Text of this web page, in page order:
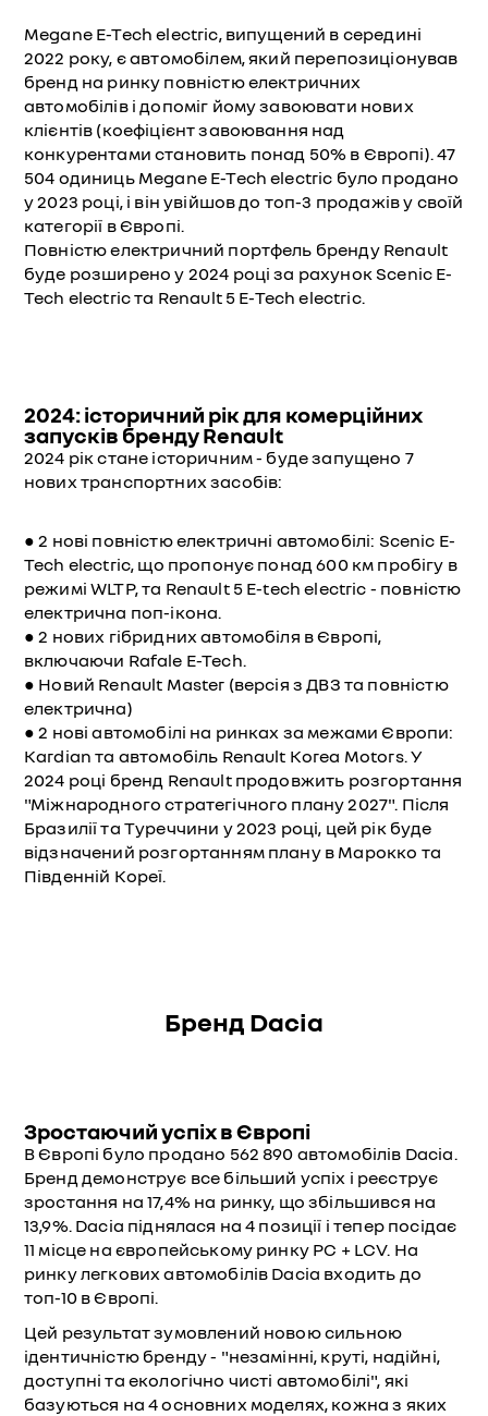
Megane E-Tech electric, випущений в середині
2022 року, є автомобілем, який перепозиціонував
бренд на ринку повністю електричних
автомобілів і допоміг йому завоювати нових
клієнтів (коефіцієнт завоювання над
конкурентами становить понад 50% в Європі). 47
504 одиниць Megane E-Tech electric було продано
у 2023 році, і він увійшов до топ-3 продажів у своїй
категорії в Європі.
Повністю електричний портфель бренду Renault
буде розширено у 2024 році за рахунок Scenic E-
Tech electric та Renault 5 E-Tech electric.
2024: історичний рік для комерційних
запусків бренду Renault
2024 рік стане історичним - буде запущено 7
нових транспортних засобів:
● 2 нові повністю електричні автомобілі: Scenic E-
Tech electric, що пропонує понад 600 км пробігу в
режимі WLTP, та Renault 5 E-tech electric - повністю
електрична поп-ікона.
● 2 нових гібридних автомобіля в Європі,
включаючи Rafale E-Tech.
● Новий Renault Master (версія з ДВЗ та повністю
електрична)
● 2 нові автомобілі на ринках за межами Європи:
Kardian та автомобіль Renault Korea Motors. У
2024 році бренд Renault продовжить розгортання
"Міжнародного стратегічного плану 2027". Після
Бразилії та Туреччини у 2023 році, цей рік буде
відзначений розгортанням плану в Марокко та
Південній Кореї.
Бренд Dacia
Зростаючий успіх в Європі
В Європі було продано 562 890 автомобілів Dacia.
Бренд демонструє все більший успіх і реєструє
зростання на 17,4% на ринку, що збільшився на
13,9%. Dacia піднялася на 4 позиції і тепер посідає
11 місце на європейському ринку PC + LCV. На
ринку легкових автомобілів Dacia входить до
топ-10 в Європі.
Цей результат зумовлений новою сильною
ідентичністю бренду - "незамінні, круті, надійні,
доступні та екологічно чисті автомобілі", які
базуються на 4 основних моделях, кожна з яких